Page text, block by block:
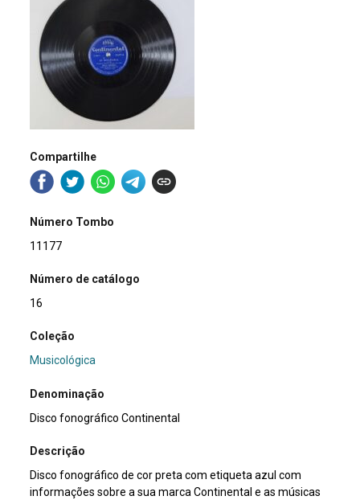
Compartilhe
Número Tombo
11177
Número de catálogo
16
Coleção
Musicológica
Denominação
Disco fonográfico Continental
Descrição
Disco fonográfico de cor preta com etiqueta azul com
informações sobre a sua marca Continental e as músicas